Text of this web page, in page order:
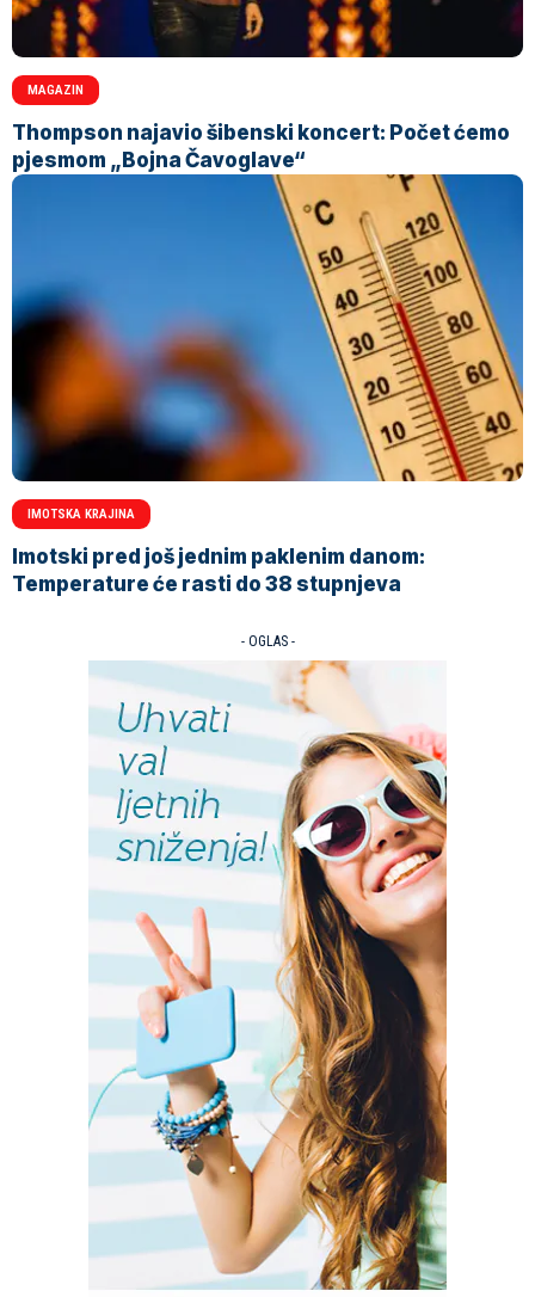
MAGAZIN
Thompson najavio šibenski koncert: Počet ćemo
pjesmom „Bojna Čavoglave“
IMOTSKA KRAJINA
Imotski pred još jednim paklenim danom:
Temperature će rasti do 38 stupnjeva
- OGLAS -